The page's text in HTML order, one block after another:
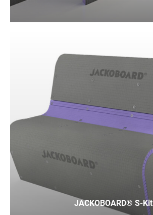
JACKOBOARD® S-Kit